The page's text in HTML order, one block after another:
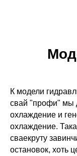
К модели
свай "профи" мы
охлаждение и
охлаждение.
сваекруту
остановок, хоть